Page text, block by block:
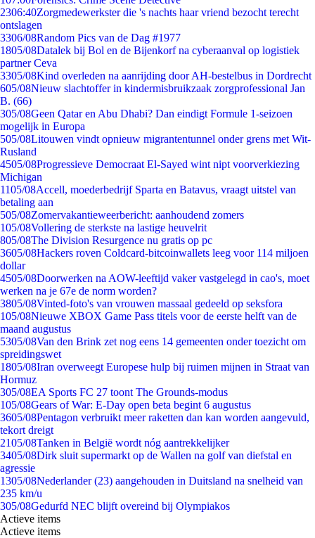
2306:40Zorgmedewerkster die 's nachts haar vriend bezocht terecht
ontslagen
3306/08Random Pics van de Dag #1977
1805/08Datalek bij Bol en de Bijenkorf na cyberaanval op logistiek
partner Ceva
3305/08Kind overleden na aanrijding door AH-bestelbus in Dordrecht
605/08Nieuw slachtoffer in kindermisbruikzaak zorgprofessional Jan
B. (66)
305/08Geen Qatar en Abu Dhabi? Dan eindigt Formule 1-seizoen
mogelijk in Europa
505/08Litouwen vindt opnieuw migrantentunnel onder grens met Wit-
Rusland
4505/08Progressieve Democraat El-Sayed wint nipt voorverkiezing
Michigan
1105/08Accell, moederbedrijf Sparta en Batavus, vraagt uitstel van
betaling aan
505/08Zomervakantieweerbericht: aanhoudend zomers
105/08Vollering de sterkste na lastige heuvelrit
805/08The Division Resurgence nu gratis op pc
3605/08Hackers roven Coldcard-bitcoinwallets leeg voor 114 miljoen
dollar
4505/08Doorwerken na AOW-leeftijd vaker vastgelegd in cao's, moet
werken na je 67e de norm worden?
3805/08Vinted-foto's van vrouwen massaal gedeeld op seksfora
105/08Nieuwe XBOX Game Pass titels voor de eerste helft van de
maand augustus
5305/08Van den Brink zet nog eens 14 gemeenten onder toezicht om
spreidingswet
1805/08Iran overweegt Europese hulp bij ruimen mijnen in Straat van
Hormuz
305/08EA Sports FC 27 toont The Grounds-modus
105/08Gears of War: E-Day open beta begint 6 augustus
3605/08Pentagon verbruikt meer raketten dan kan worden aangevuld,
tekort dreigt
2105/08Tanken in België wordt nóg aantrekkelijker
3405/08Dirk sluit supermarkt op de Wallen na golf van diefstal en
agressie
1305/08Nederlander (23) aangehouden in Duitsland na snelheid van
235 km/u
305/08Gedurfd NEC blijft overeind bij Olympiakos
Actieve items
Actieve items